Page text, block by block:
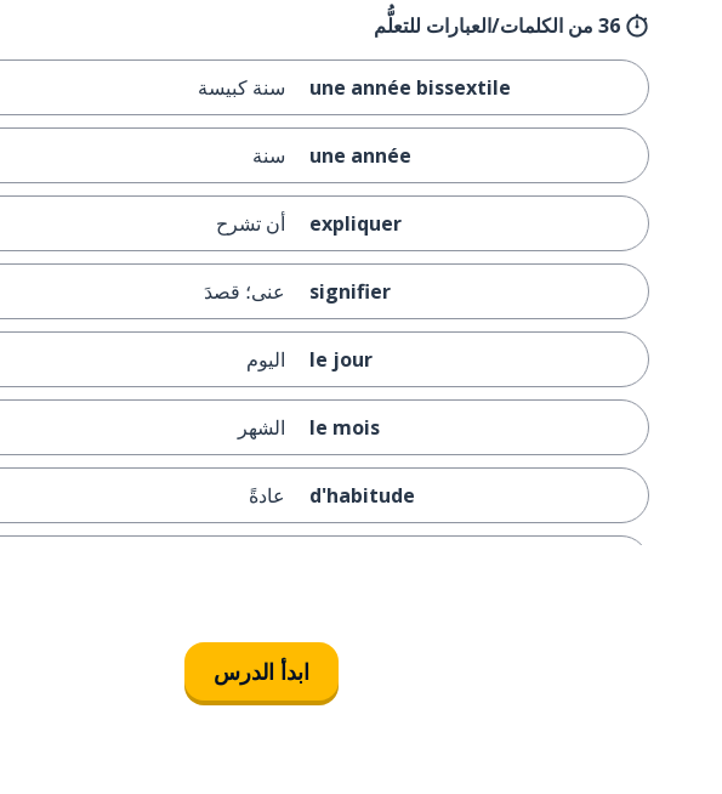
36 من الكلمات/العبارات للتعلُّم
une année bissextile سنة كبيسة
une année سنة
expliquer أن تشرح
signifier عنى؛ قصدَ
le jour اليوم
le mois الشهر
d'habitude عادةً
la Terre الأرض
ابدأ الدرس